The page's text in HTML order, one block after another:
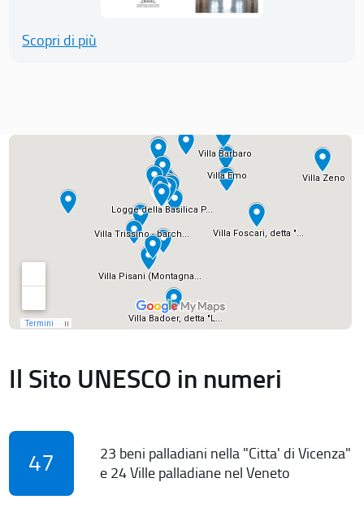
Scopri di più
Il Sito UNESCO in numeri
47
23 beni palladiani nella "Citta' di Vicenza"
e 24 Ville palladiane nel Veneto